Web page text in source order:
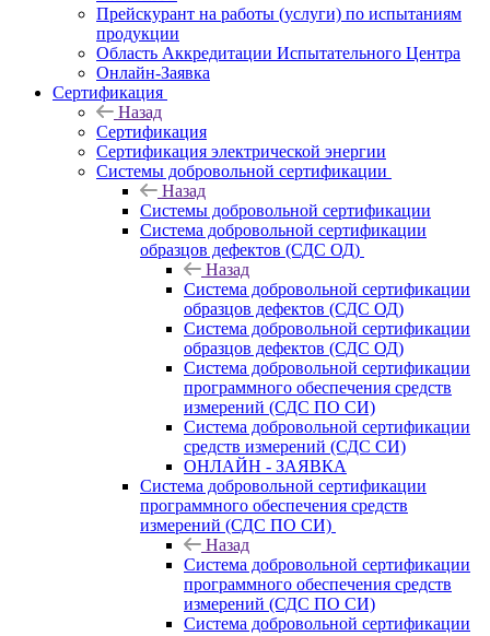
Прейскурант на работы (услуги) по испытаниям
продукции
Область Аккредитации Испытательного Центра
Онлайн-Заявка
Сертификация
Назад
Сертификация
Сертификация электрической энергии
Системы добровольной сертификации
Назад
Системы добровольной сертификации
Система добровольной сертификации
образцов дефектов (СДС ОД)
Назад
Система добровольной сертификации
образцов дефектов (СДС ОД)
Система добровольной сертификации
образцов дефектов (СДС ОД)
Система добровольной сертификации
программного обеспечения средств
измерений (СДС ПО СИ)
Система добровольной сертификации
средств измерений (СДС СИ)
ОНЛАЙН - ЗАЯВКА
Система добровольной сертификации
программного обеспечения средств
измерений (СДС ПО СИ)
Назад
Система добровольной сертификации
программного обеспечения средств
измерений (СДС ПО СИ)
Система добровольной сертификации